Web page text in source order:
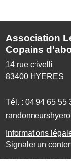
Association
Copains
14 rue crivelli
83400 HYERES
Tél. : 04 94 65 55
Informations
Signaler un